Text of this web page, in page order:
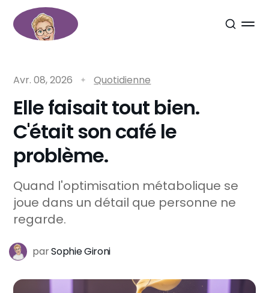
Avr. 08, 2026 Quotidienne
Elle faisait tout bien.
C'était son café le
problème.
Quand l'optimisation métabolique se
joue dans un détail que personne ne
regarde.
parSophie Gironi